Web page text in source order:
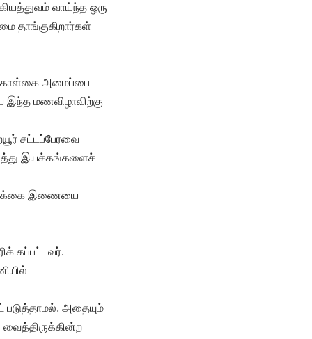
வாய்ந்த ஒரு
தாங்குகிறார்கள்
கொள்கை அமைப்பை
இந்த மணவிழாவிற்கு
சட்டப்பேரவை
இயக்கங்களைச்
இணையை
கப்பட்டவர்.
அதையும்